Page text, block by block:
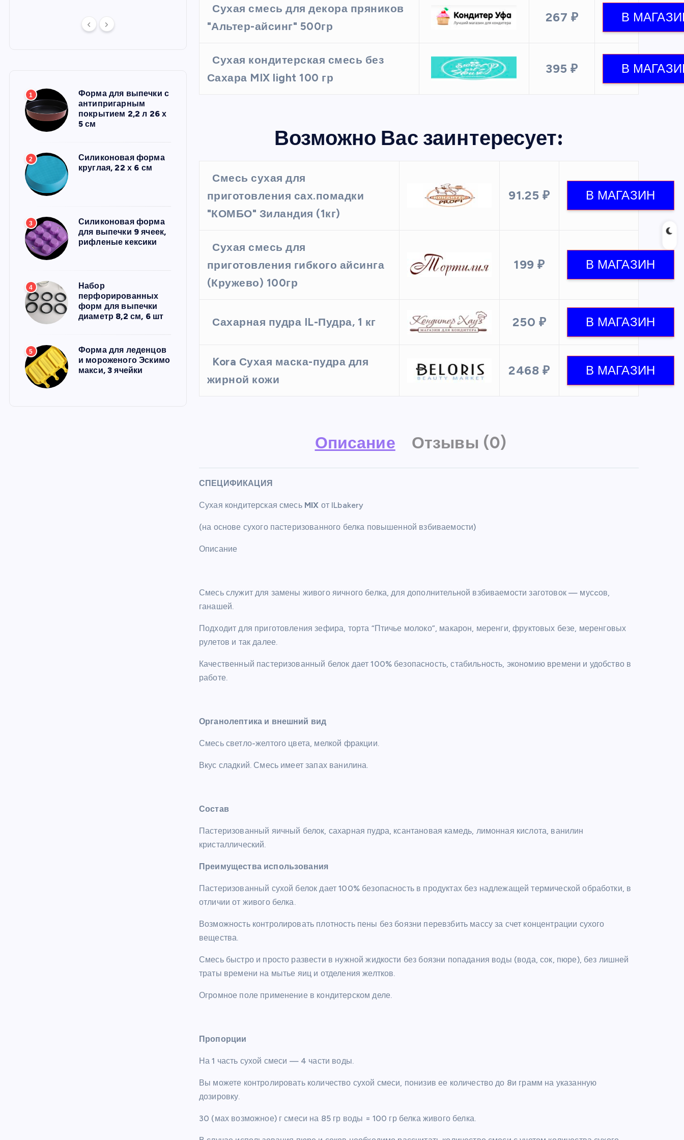
1
Форма для выпечки с
антипригарным
покрытием 2,2 л 26 х
5 см
2
Силиконовая форма
круглая, 22 х 6 см
3
Силиконовая форма
для выпечки 9 ячеек,
рифленые кексики
4
Набор
перфорированных
форм для выпечки
диаметр 8,2 см, 6 шт
5
Форма для леденцов
и мороженого Эскимо
макси, 3 ячейки
Сухая смесь для декора пряников
"Альтер-айсинг" 500гр
267 ₽
Сухая кондитерская смесь без
Сахара MIX light 100 гр
395 ₽
Возможно Вас заинтересует:
Смесь сухая для
приготовления сах.помадки
"КОМБО" Зиландия (1кг)
91.25 ₽
Сухая смесь для
приготовления гибкого айсинга
(Кружево) 100гр
199 ₽
Сахарная пудра IL-Пудра, 1 кг 250 ₽
Kora Сухая маска-пудра для
жирной кожи
2468 ₽
Описание Отзывы (0)
СПЕЦИФИКАЦИЯ
Сухая кондитерская смесь MIX от ILbakery
(на основе сухого пастеризованного белка повышенной взбиваемости)
Описание
Смесь служит для замены живого яичного белка, для дополнительной взбиваемости заготовок — мусcов,
ганашей.
Подходит для приготовления зефира, торта “Птичье молоко”, макарон, меренги, фруктовых безе, меренговых
рулетов и так далее.
Качественный пастеризованный белок дает 100% безопасность, стабильность, экономию времени и удобство в
работе.
Органолептика и внешний вид
Смесь светло-желтого цвета, мелкой фракции.
Вкус сладкий. Смесь имеет запах ванилина.
Состав
Пастеризованный яичный белок, сахарная пудра, ксантановая камедь, лимонная кислота, ванилин
кристаллический.
Преимущества использования
Пастеризованный сухой белок дает 100% безопасность в продуктах без надлежащей термической обработки, в
отличии от живого белка.
Возможность контролировать плотность пены без боязни перевзбить массу за счет концентрации сухого
вещества.
Смесь быстро и просто развести в нужной жидкости без боязни попадания воды (вода, сок, пюре), без лишней
траты времени на мытье яиц и отделения желтков.
Огромное поле применение в кондитерском деле.
Пропорции
На 1 часть сухой смеси — 4 части воды.
Вы можете контролировать количество сухой смеси, понизив ее количество до 8и грамм на указанную
дозировку.
30 (мах возможное) г смеси на 85 гр воды = 100 гр белка живого белка.